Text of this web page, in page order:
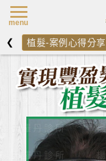
❮ 植髮-案例心得分享
menu